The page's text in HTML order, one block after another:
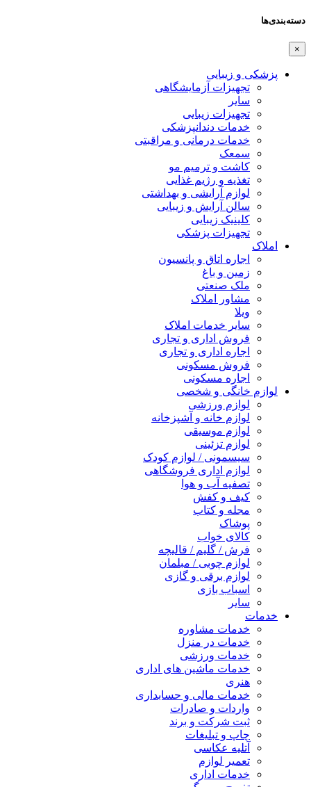
دسته‌بندی‌ها
×
پزشکی و زیبایی
تجهیزات آزمایشگاهی
سایر
تجهیزات زیبایی
خدمات دندانپزشکی
خدمات درمانی و مراقبتی
سمعک
کاشت و ترمیم مو
تغذیه و رژیم غذایی
لوازم آرایشی و بهداشتی
سالن آرایش و زیبایی
کلینیک زیبایی
تجهیزات پزشکی
املاک
اجاره اتاق و پانسیون
زمین و باغ
ملک صنعتی
مشاور املاک
ویلا
سایر خدمات املاک
فروش اداری و تجاری
اجاره اداری و تجاری
فروش مسکونی
اجاره مسکونی
لوازم خانگی و شخصی
لوازم ورزشی
لوازم خانه و آشپزخانه
لوازم موسیقی
لوازم تزئینی
سیسمونی / لوازم کودک
لوازم اداری فروشگاهی
تصفیه آب و هوا
کیف و کفش
مجله و کتاب
پوشاک
کالای خواب
فرش / گلیم / قالیچه
لوازم چوبی / مبلمان
لوازم برقی و گازی
اسباب بازی
سایر
خدمات
خدمات مشاوره
خدمات در منزل
خدمات ورزشی
خدمات ماشین های اداری
هنری
خدمات مالی و حسابداری
واردات و صادرات
ثبت شرکت و برند
چاپ و تبلیغات
آتلیه عکاسی
تعمیر لوازم
خدمات اداری